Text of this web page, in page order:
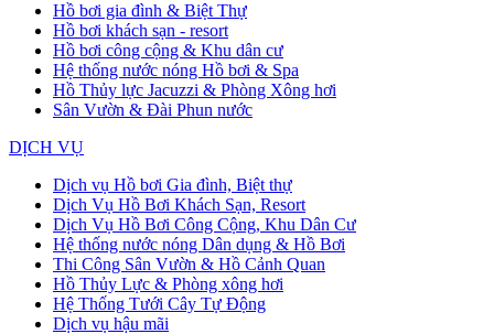
Hồ bơi gia đình & Biệt Thự
Hồ bơi khách sạn - resort
Hồ bơi công cộng & Khu dân cư
Hệ thống nước nóng Hồ bơi & Spa
Hồ Thủy lực Jacuzzi & Phòng Xông hơi
Sân Vườn & Đài Phun nước
DỊCH VỤ
Dịch vụ Hồ bơi Gia đình, Biệt thự
Dịch Vụ Hồ Bơi Khách Sạn, Resort
Dịch Vụ Hồ Bơi Công Cộng, Khu Dân Cư
Hệ thống nước nóng Dân dụng & Hồ Bơi
Thi Công Sân Vườn & Hồ Cảnh Quan
Hồ Thủy Lực & Phòng xông hơi
Hệ Thống Tưới Cây Tự Động
Dịch vụ hậu mãi